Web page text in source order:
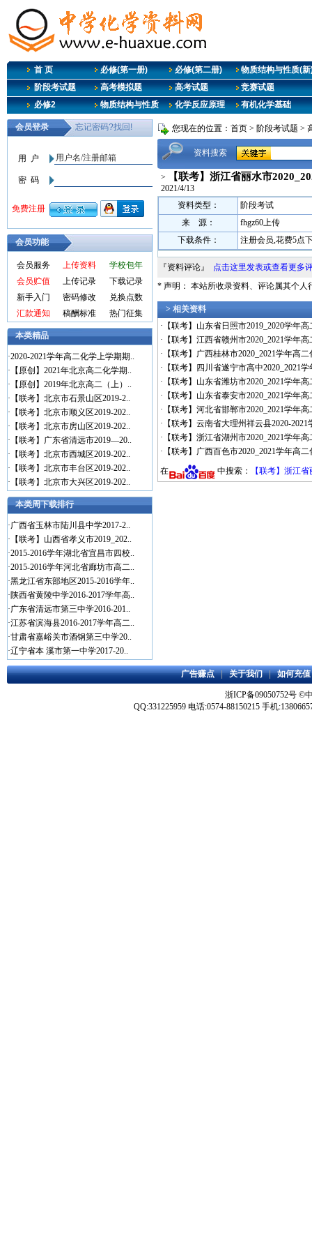
首 页 必修(第一册) 必修(第二册)
物质结构与性质(新
阶段考试题
高考模拟题 高考试题
竞赛试题
必修2
物质结构与性质 化学反应原理 有机化学基础
会员功能
会员服务 上传资料
学校包年
会员贮值
上传记录
下载记录
新手入门
密码修改
兑换点数
汇款通知
稿酬标准 热门征集
本类精品
·2020-2021学年高二化学上学期期..
· 【原创】2021年北京高二化学期..
· 【原创】2019年北京高二（上）..
· 【联考】北京市石景山区2019-2..
· 【联考】北京市顺义区2019-202..
· 【联考】北京市房山区2019-202..
· 【联考】广东省清远市2019—20..
· 【联考】北京市西城区2019-202..
· 【联考】北京市丰台区2019-202..
· 【联考】北京市大兴区2019-202..
本类周下载排行
·广西省玉林市陆川县中学2017-2..
· 【联考】山西省孝义市2019_202..
·2015-2016学年湖北省宜昌市四校..
·2015-2016学年河北省廊坊市高二..
·黑龙江省东部地区2015-2016学年..
·陕西省黄陵中学2016-2017学年高..
·广东省清远市第三中学2016-201..
·江苏省滨海县2016-2017学年高二..
·甘肃省嘉峪关市酒钢第三中学20..
·辽宁省本 溪市第一中学2017-20..
您现在的位置： 首页 > 阶段考试题 >
资料搜索
> 【联考】浙江省丽水市
2021/4/13
资料类型：
阶段考试
来 源：
fhgz60上传
下载条件：
注册会员,花费5点
『资料评论』 点击这里发表或查看更多
* 声明： 本站所收录资料、评论属其个人
> 相关资料
· 【联考】山东省日照市2019_2020学年
· 【联考】江西省赣州市2020_2021学年
· 【联考】广西桂林市2020_2021学年高
· 【联考】四川省遂宁市高中2020_2021
· 【联考】山东省潍坊市2020_2021学年
· 【联考】山东省泰安市2020_2021学年
· 【联考】河北省邯郸市2020_2021学年
· 【联考】云南省大理州祥云县2020-
· 【联考】浙江省湖州市2020_2021学年
· 【联考】广西百色市2020_2021学年高
在
中搜索： 【联考】浙江
广告赚点|关于我们|如何充值
浙ICP备09050752号 ©
QQ:331225959 电话:0574-88150215 手机